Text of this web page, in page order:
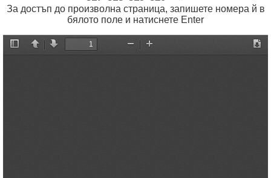
За достъп до произволна страница, запишете номера й в
бялото поле и натиснете Enter